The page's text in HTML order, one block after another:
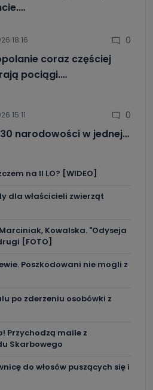
18:16 0
coraz częściej
pociągi.…
15:11 0
narodowości w jednej…
na II LO? [WIDEO]
dla właścicieli zwierząt
Kowalska. "Odyseja
[FOTO]
Poszkodowani nie mogli z
po zderzeniu osobówki z
Przychodzą maile z
Skarbowego
do włosów puszących się i